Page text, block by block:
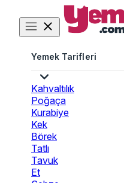
Yemek Tarifleri
Kahvaltılık
Poğaça
Kurabiye
Kek
Börek
Tatlı
Tavuk
Et